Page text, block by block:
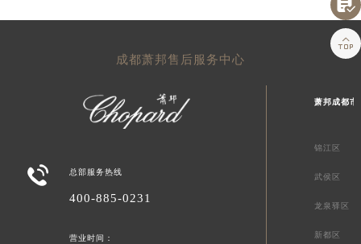
成都萧邦售后服务中心
 总部服务热线
400-885-0231
营业时间：
萧邦成都市
锦江区
武侯区
龙泉驿区
新都区

